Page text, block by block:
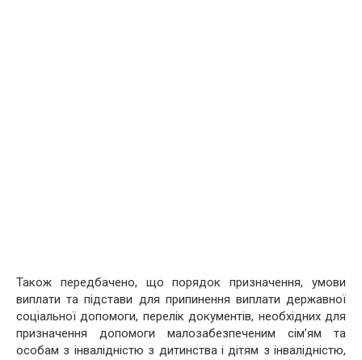
Також передбачено, що порядок призначення, умови
виплати та підстави для припинення виплати державної
соціальної допомоги, перелік документів, необхідних для
призначення допомоги малозабезпеченим сім’ям та
особам з інвалідністю з дитинства і дітям з інвалідністю,